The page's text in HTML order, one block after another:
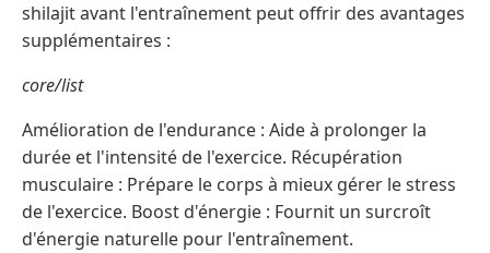
shilajit avant l'entraînement peut offrir des avantages
supplémentaires :
core/list
Amélioration de l'endurance : Aide à prolonger la
durée et l'intensité de l'exercice. Récupération
musculaire : Prépare le corps à mieux gérer le stress
de l'exercice. Boost d'énergie : Fournit un surcroît
d'énergie naturelle pour l'entraînement.